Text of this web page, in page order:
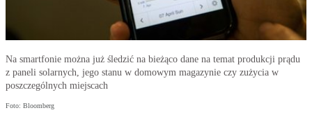
Na smartfonie można już śledzić na bieżąco dane na temat produkcji prądu
z paneli solarnych, jego stanu w domowym magazynie czy zużycia w
poszczególnych miejscach
Foto: Bloomberg